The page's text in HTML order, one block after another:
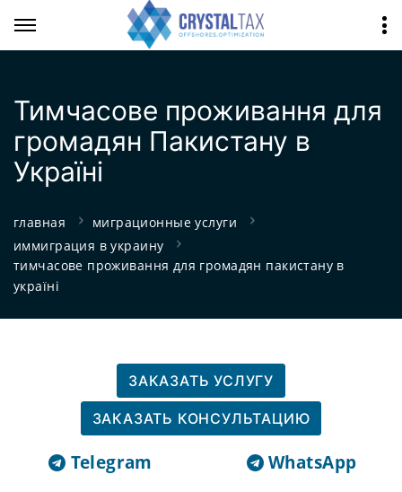
Тимчасове проживання для
громадян Пакистану в
Україні
главная
миграционные услуги
иммиграция в украину
тимчасове проживання для громадян пакистану в
україні
ЗАКАЗАТЬ УСЛУГУ
ЗАКАЗАТЬ КОНСУЛЬТАЦИЮ
Telegram WhatsApp